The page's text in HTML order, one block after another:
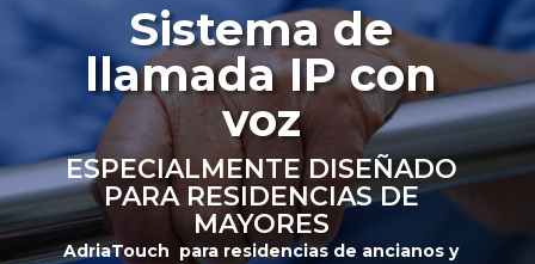
Sistema de
llamada IP con
voz
ESPECIALMENTE DISEÑADO
PARA RESIDENCIAS DE
MAYORES
AdriaTouch para residencias de ancianos y